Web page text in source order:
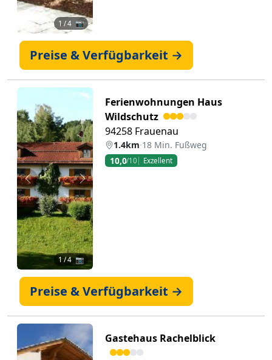
1 / 4 📷
Preise & Verfügbarkeit →
Zurück Weiter
1/ 4 📷
Ferienwohnungen Haus
Wildschutz
94258 Frauenau
1.4km·18 Min. Fußweg
10,0/10 Exzellent
Preise & Verfügbarkeit →
Gastehaus Rachelblick